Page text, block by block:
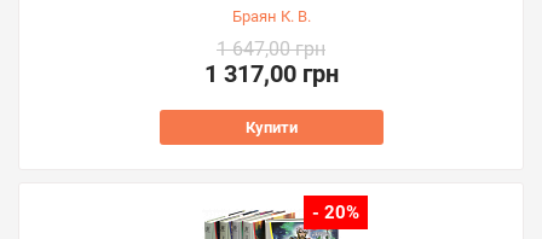
Браян К. В.
1 647,00 грн
1 317,00 грн
Купити
- 20%